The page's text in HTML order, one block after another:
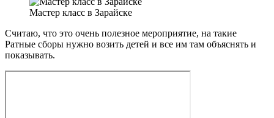
Мастер класс в Зарайске
Считаю, что это очень полезное мероприятие, на такие
Ратные сборы нужно возить детей и все им там объяснять и
показывать.